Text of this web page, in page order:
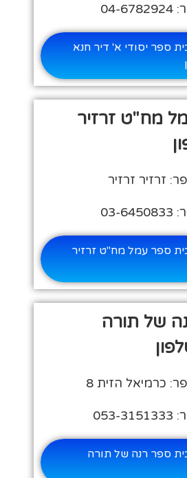
ספר יסודי א' דיר חנא
מח"ט זרזיר
זרזיר זרזיר
ספר עמל מח"ט זרזיר
של תורה
כרמיאל הזית 8
ספר רנה של תורה